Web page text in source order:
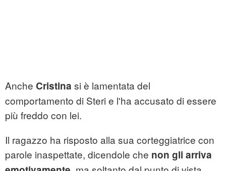
Anche Cristina si è lamentata del
comportamento di Steri e l'ha accusato di essere
più freddo con lei.
Il ragazzo ha risposto alla sua corteggiatrice con
parole inaspettate, dicendole che non gli arriva